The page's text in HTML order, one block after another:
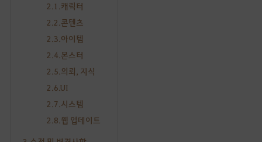
2.1.캐릭터
2.2.콘텐츠
2.3.아이템
2.4.몬스터
2.5.의뢰, 지식
2.6.UI
2.7.시스템
2.8.웹 업데이트